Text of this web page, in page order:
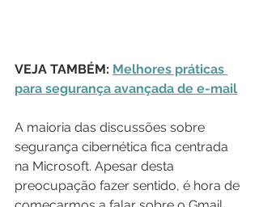
VEJA TAMBÉM: Melhores práticas
para segurança avançada de e-mail
A maioria das discussões sobre
segurança cibernética fica centrada
na Microsoft. Apesar desta
preocupação fazer sentido, é hora de